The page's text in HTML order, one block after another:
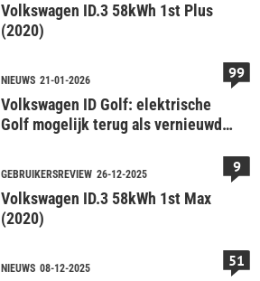
Volkswagen ID.3 58kWh 1st Plus
(2020)
NIEUWS 21-01-2026
Volkswagen ID Golf: elektrische
Golf mogelijk terug als vernieuwde
99
GEBRUIKERSREVIEW 26-12-2025
Volkswagen ID.3 58kWh 1st Max
(2020)
9
NIEUWS 08-12-2025 51